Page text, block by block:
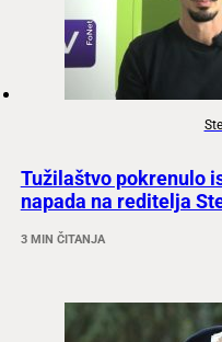
Tužilaštvo pokrenulo
napada na reditelja
3 MIN ČITANJA